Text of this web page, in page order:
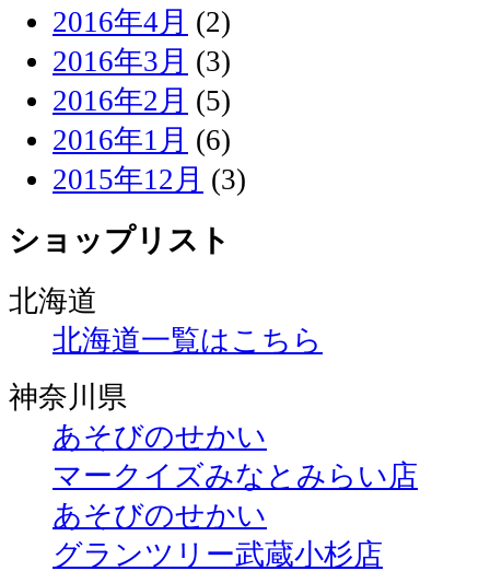
2016年4月 (2)
2016年3月 (3)
2016年2月 (5)
2016年1月 (6)
2015年12月 (3)
ショップリスト
北海道
北海道一覧はこちら
神奈川県
あそびのせかい
マークイズみなとみらい店
あそびのせかい
グランツリー武蔵小杉店